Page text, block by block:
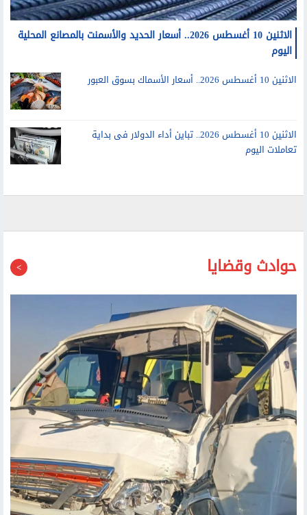
الاثنين 10 أغسطس 2026.. أسعار الحديد والأسمنت بالمصانع المحلية
الاثنين 10 أغسطس 2026.. أسعار الأسماك بسوق العبور
تعاملات اليوم
حوادث وقضايا